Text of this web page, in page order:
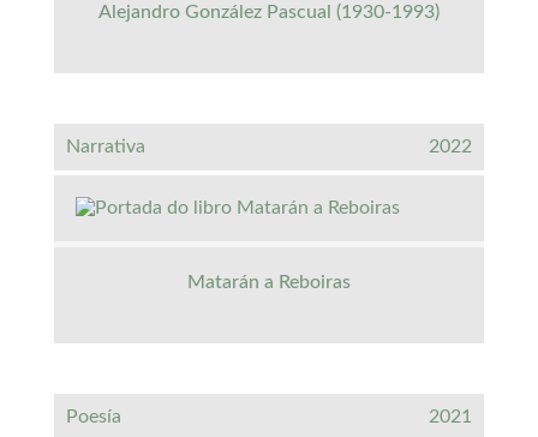
Alejandro González Pascual (1930-1993)
Narrativa 2022
Matarán a Reboiras
Poesía 2021